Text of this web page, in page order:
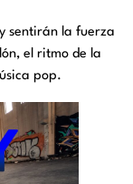
sentirán la fuerza
el ritmo de la
pop.